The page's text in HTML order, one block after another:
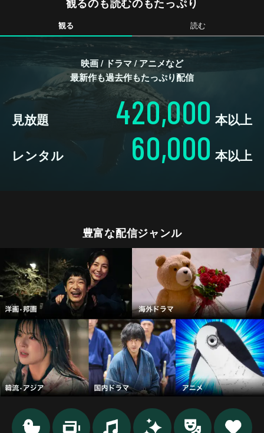
観る 読む
映画 / ドラマ / アニメなど
最新作も過去作もたっぷり配信
見放題 420,000 本以上
レンタル 60,000 本以上
豊富な配信ジャンル